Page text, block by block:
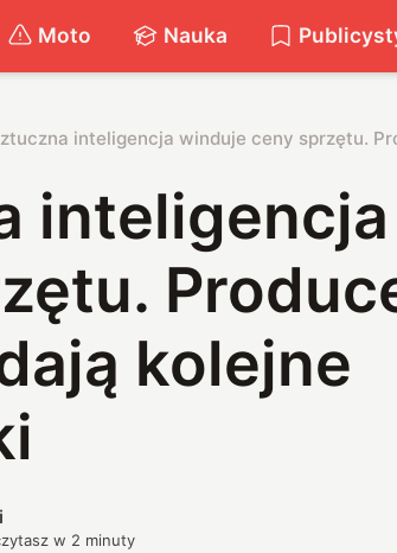
Moto Nauka
inteligencja winduje ceny sprzętu.
kolejne
w 2 minuty